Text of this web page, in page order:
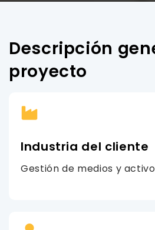
Descripción
proyecto
Industria del cliente
Gestión de medios y